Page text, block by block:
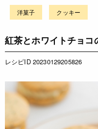
洋菓子 クッキー
紅茶とホワイトチョ
レシピID 20230129205826